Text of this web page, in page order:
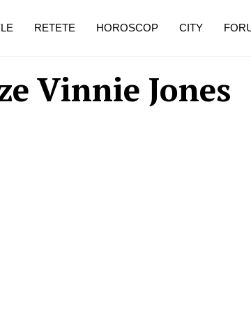
Vinnie Jones
RETETE HOROSCOP CITY
de dureroasă este investigația